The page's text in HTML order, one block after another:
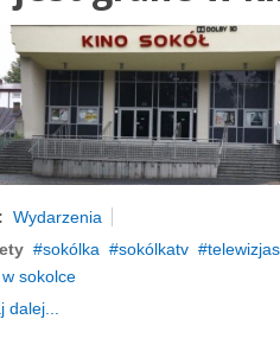
Wydarzenia
sokólka sokólkatv
sokolce
dalej...